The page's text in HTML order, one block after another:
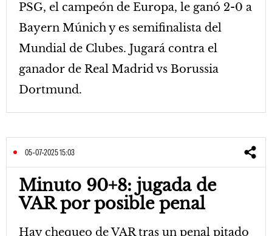
PSG, el campeón de Europa, le ganó 2-0 a
Bayern Múnich y es semifinalista del
Mundial de Clubes. Jugará contra el
ganador de Real Madrid vs Borussia
Dortmund.
05-07-2025 15:03
Minuto 90+8: jugada de
VAR por posible penal
Hay chequeo de VAR tras un penal pitado